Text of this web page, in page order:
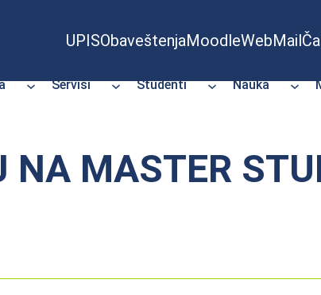
UPISObaveštenjaMoodleWebMail
Servisi Studenti Nauka
NA MASTER